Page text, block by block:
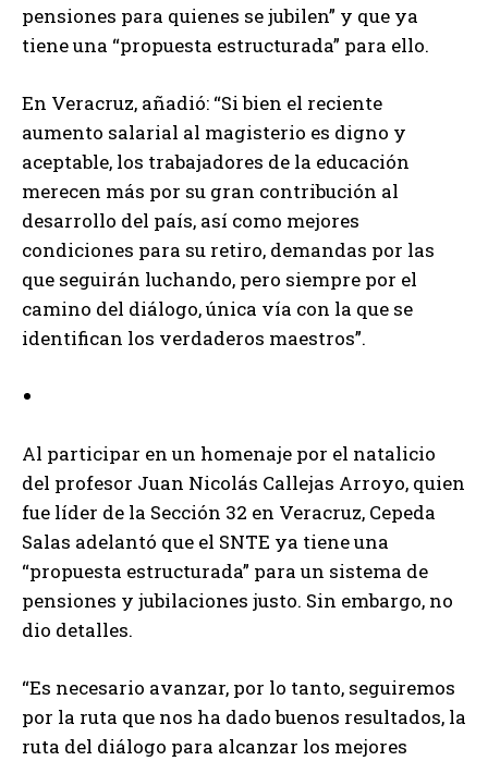
pensiones para quienes se jubilen” y que ya
tiene una “propuesta estructurada” para ello.
En Veracruz, añadió: “Si bien el reciente
aumento salarial al magisterio es digno y
aceptable, los trabajadores de la educación
merecen más por su gran contribución al
desarrollo del país, así como mejores
condiciones para su retiro, demandas por las
que seguirán luchando, pero siempre por el
camino del diálogo, única vía con la que se
identifican los verdaderos maestros”.
Al participar en un homenaje por el natalicio
del profesor Juan Nicolás Callejas Arroyo, quien
fue líder de la Sección 32 en Veracruz, Cepeda
Salas adelantó que el SNTE ya tiene una
“propuesta estructurada” para un sistema de
pensiones y jubilaciones justo. Sin embargo, no
dio detalles.
“Es necesario avanzar, por lo tanto, seguiremos
por la ruta que nos ha dado buenos resultados, la
ruta del diálogo para alcanzar los mejores